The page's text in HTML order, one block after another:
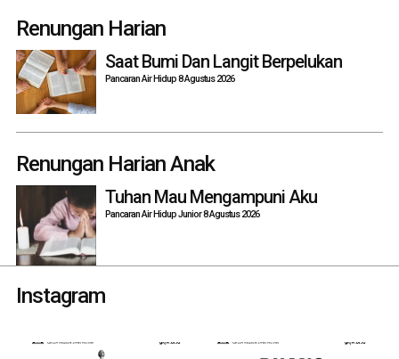
Renungan Harian
Saat Bumi Dan Langit Berpelukan
Pancaran Air Hidup 8 Agustus 2026
Renungan Harian Anak
Tuhan Mau Mengampuni Aku
Pancaran Air Hidup Junior 8 Agustus 2026
Instagram